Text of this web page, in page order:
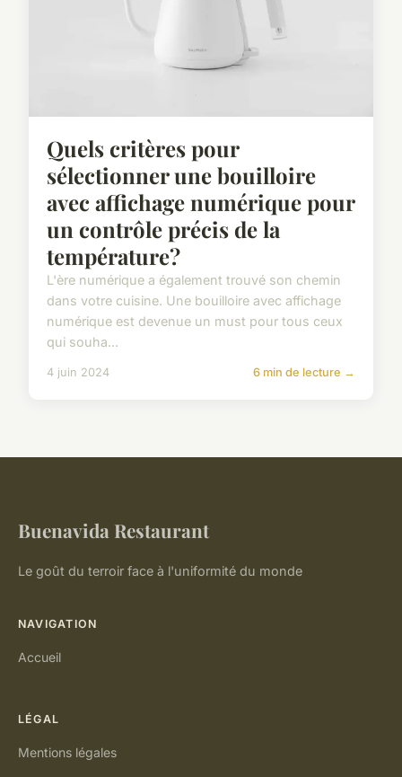
Quels critères pour
sélectionner une bouilloire
avec affichage numérique pour
un contrôle précis de la
température?
L'ère numérique a également trouvé son chemin
dans votre cuisine. Une bouilloire avec affichage
numérique est devenue un must pour tous ceux
qui souha...
4 juin 2024 6 min de lecture →
Buenavida Restaurant
Le goût du terroir face à l'uniformité du monde
NAVIGATION
Accueil
LÉGAL
Mentions légales